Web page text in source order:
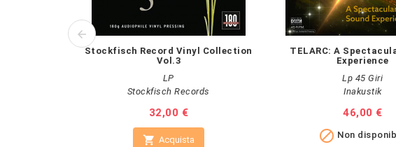
Stockfisch Record Vinyl Collection
Vol.3
LP
Stockfisch Records
Prezzo
32,00 €
 Acquista
TELARC: A
Experience
Lp 45 Giri
Inakustik
Prezzo
46,00 €
 Non